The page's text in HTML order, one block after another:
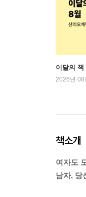
이달의 책
2026년 08
책소개
여자도
남자, 당